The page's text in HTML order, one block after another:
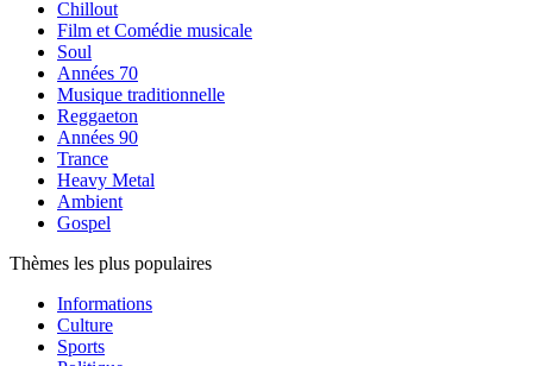
Chillout
Film et Comédie musicale
Soul
Années 70
Musique traditionnelle
Reggaeton
Années 90
Trance
Heavy Metal
Ambient
Gospel
Thèmes les plus populaires
Informations
Culture
Sports